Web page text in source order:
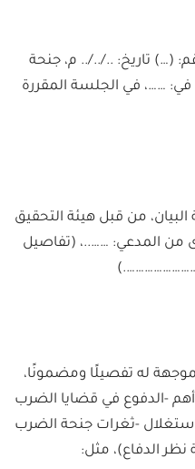
(…) تاريخ: ../../.. م، جنحة
……، في الجلسة المقررة
من قبل هيئة التحقيق
من المدعي: ……..، (تفاصيل
له تفصيلًا ومضمونًا،
-الدفوع في قضايا الضرب
-ثغرات جنحة الضرب
نظر الدفاع)، مثل: